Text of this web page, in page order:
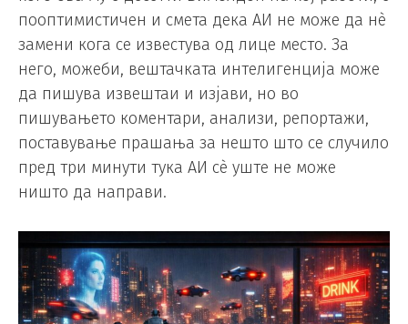
пооптимистичен и смета дека АИ не може да нè
замени кога се известува од лице место. За
него, можеби, вештачката интелигенција може
да пишува извештаи и изјави, но во
пишувањето коментари, анализи, репортажи,
поставување прашања за нешто што се случило
пред три минути тука АИ сè уште не може
ништо да направи.